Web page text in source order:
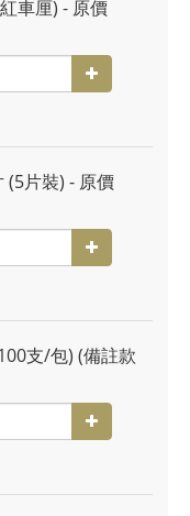
車厘) - 原價
(5片裝) - 原價
支/包) (備註款